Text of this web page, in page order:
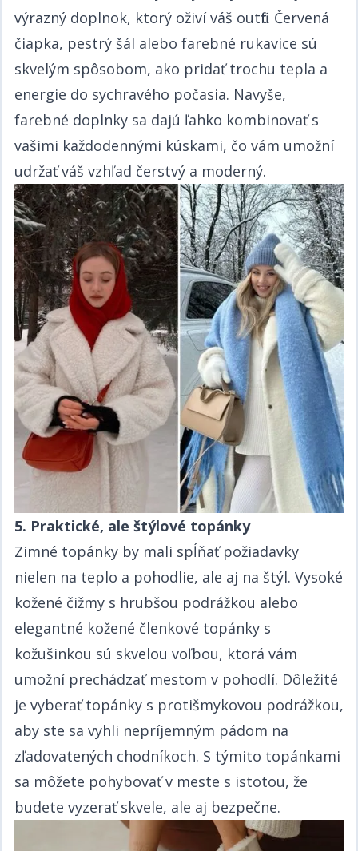
výrazný doplnok, ktorý oživí váš outfit. Červená
čiapka, pestrý šál alebo farebné rukavice sú
skvelým spôsobom, ako pridať trochu tepla a
energie do sychravého počasia. Navyše,
farebné doplnky sa dajú ľahko kombinovať s
vašimi každodennými kúskami, čo vám umožní
udržať váš vzhľad čerstvý a moderný.​​​​‌ ‍ ​‍​‍‌‍ ‌ ​‍‌‍‍‌‌‍‌ ‌‍‍‌‌‍ ‍​‍​‍​ ‍‍​‍​‍‌ ​ ‌‍​‌‌‍ ‍‌‍‍‌‌ ‌​‌ ‍‌​‍ ‍‌‍‍‌‌‍ ​‍​‍​‍ ​​‍​‍‌‍‍​‌ ​‍‌‍‌‌‌‍‌‍​‍​‍​ ‍‍​‍​‍‌‍‍​‌ ‌​‌ ‌​‌ ​​​ ‍‍​‍ ​‍ ‌‍ ​‌‍ ‌‍​ ‌‍​‌‌‍ ​‌‍‍​‌‍ ‌ ​ ‌ ‌​​ ‍‍​ ​ ​ ​​​ ​​​ ​​​‍ ‌ ​ ‌ ‌​‌ ‌‌‌‍‌​‌‍‍‌‌‍ ​‍ ‌‍‍‌‌‍ ‍‌ ‌​‌‍‌‌‌‍ ‍‌ ‌​​‍ ‌‍‌‌‌‍‌​‌‍‍‌‌ ‌​​‍ ‌‍ ‌‌‍ ‌‍‌​‌‍‌‌​ ‌‌ ​​‌ ​‍‌‍‌‌‌ ​ ‌‍‌‌‌‍ ‍‌ ‌​‌‍​‌‌ ‌​‌‍‍‌‌‍ ‌‍ ‍​ ‍ ‌‍‍‌‌‍‌​​ ‌‌ ​​‌‍ ‌ ​ ‌ ‌​​‍ ‌​ ​‍​ ​‌​ ‍​​ ​‍​ ‌ ​ ‍​​ ‍​​ ‍ ‌ ‌​‌ ‍‌‌ ​​‌‍‌‌​ ‌‌ ​​‌‍ ‌ ​ ‌ ‌​​ ‍ ‌ ​​‌‍​‌‌ ‌​‌‍‍​​ ‌‌‍​ ‌‍ ‌‍ ‍‌ ‌​‌‍‌‌‌‍ ‍‌ ‌​​‍‌‌​ ‌‌‌​​‍‌‌ ‌‍‍ ‌‍‌‌‌ ‍‌​‍‌‌​ ​ ‌​‌​​‍‌‌​ ​ ‌​‌​​‍‌‌​ ​‍​ ​‍​ ‍‌​ ‌ ​ ​‌​ ‍​​ ​​​ ‍‌​ ‍​​ ​​‌‍‌‌​ ‌‍​ ‍‌​ ​‍​‍‌‌​ ​‍​ ​‍​‍‌‌​ ‌‌‌​‌​​‍ ‍‌‍​ ‌‍‍​‌‍‍‌‌‍ ​‌‍‌​‌ ​‍‌‍‌‌‌‍ ‍​‍‌‌​ ‌‌‌​​‍‌‌ ‌‍‍ ‌‍‌‌‌ ‍‌​‍‌‌​ ​ ‌​‌​​‍‌‌​ ​ ‌​‌​​‍‌‌​ ​‍​ ​‍​ ‍‌​ ‌ ​ ​‌​ ‍​​ ​​​ ‍‌​ ‍​​ ​​‌‍‌‌​ ‌‍​ ‍‌​ ​‍​ ​​​‍‌‌​ ​‍​ ​‍​‍‌‌​ ‌‌‌​‌​​‍ ‍‌ ‌​‌‍‌‌‌ ‍​‌ ‌​​ ‌‍​‍‌‍​‌‌ ​ ‌‍‌‌‌‌‌‌‌ ​‍‌‍ ​​ ‌‌‍‍​‌ ‌​‌ ‌​‌ ​​​‍‌‌​ ​ ‌​​‌​‍‌‌​ ​‍‌​‌‍​‍‌‌​ ​‍‌​‌‍‌‍ ​‌‍ ‌‍​ ‌‍​‌‌‍ ​‌‍‍​‌‍ ‌ ​ ‌ ‌​​‍‌‌​ ​ ‌​​‌​ ​ ​ ​​​ ​​​ ​​​‍‌‌​ ​‍‌​‌‍‌ ​ ‌ ‌​‌ ‌‌‌‍‌​‌‍‍‌‌‍ ​‍‌‍‌‍‍‌‌‍‌​​ ‌‌ ​​‌‍ ‌ ​ ‌ ‌​​‍ ‌​ ​‍​ ​‌​ ‍​​ ​‍​ ‌ ​ ‍​​ ‍​​‍‌‍‌ ‌​‌ ‍‌‌ ​​‌‍‌‌​ ‌‌ ​​‌‍ ‌ ​ ‌ ‌​​‍‌‍‌ ​​‌‍​‌‌ ‌​‌‍‍​​ ‌‌‍​ ‌‍ ‌‍ ‍‌ ‌​‌‍‌‌‌‍ ‍‌ ‌​​‍‌‌​ ‌‌‌​​‍‌‌ ‌‍‍ ‌‍‌‌‌ ‍‌​‍‌‌​ ​ ‌​‌​​‍‌‌​ ​ ‌​‌​​‍‌‌​ ​‍​ ​‍​ ‍‌​ ‌ ​ ​‌​ ‍​​ ​​​ ‍‌​ ‍​​ ​​‌‍‌‌​ ‌‍​ ‍‌​ ​‍​‍‌‌​ ​‍​ ​‍​‍‌‌​ ‌‌‌​‌​​‍ ‍‌‍​ ‌‍‍​‌‍‍‌‌‍ ​‌‍‌​‌ ​‍‌‍‌‌‌‍ ‍​‍‌‌​ ‌‌‌​​‍‌‌ ‌‍‍ ‌‍‌‌‌ ‍‌​‍‌‌​ ​ ‌​‌​​‍‌‌​ ​ ‌​‌​​‍‌‌​ ​‍​ ​‍​ ‍‌​ ‌ ​ ​‌​ ‍​​ ​​​ ‍‌​ ‍​​ ​​‌‍‌‌​ ‌‍​ ‍‌​ ​‍​ ​​​‍‌‌​ ​‍​ ​‍​‍‌‌​ ‌‌‌​‌​​‍ ‍‌ ‌​‌‍‌‌‌ ‍​‌ ‌​​‍‌‍‌ ​​‌‍‌‌‌ ​‍‌ ​ ‌ ​​‌‍‌‌‌‍​ ‌ ‌​‌‍‍‌‌ ‌‍‌‍‌‌​ ‌‌ ​​‌ ‌‌‌‍​‍‌‍ ​‌‍‍‌‌ ​ ‌‍‍​‌‍‌‌‌‍‌​​‍​‍‌ ‌
5. Praktické, ale štýlové topánky​​​​‌ ‍ ​‍​‍‌‍ ‌ ​‍‌‍‍‌‌‍‌ ‌‍‍‌‌‍ ‍​‍​‍​ ‍‍​‍​‍‌ ​ ‌‍​‌‌‍ ‍‌‍‍‌‌ ‌​‌ ‍‌​‍ ‍‌‍‍‌‌‍ ​‍​‍​‍ ​​‍​‍‌‍‍​‌ ​‍‌‍‌‌‌‍‌‍​‍​‍​ ‍‍​‍​‍‌‍‍​‌ ‌​‌ ‌​‌ ​​​ ‍‍​‍ ​‍ ‌‍ ​‌‍ ‌‍​ ‌‍​‌‌‍ ​‌‍‍​‌‍ ‌ ​ ‌ ‌​​ ‍‍​ ​ ​ ​​​ ​​​ ​​​‍ ‌ ​ ‌ ‌​‌ ‌‌‌‍‌​‌‍‍‌‌‍ ​‍ ‌‍‍‌‌‍ ‍‌ ‌​‌‍‌‌‌‍ ‍‌ ‌​​‍ ‌‍‌‌‌‍‌​‌‍‍‌‌ ‌​​‍ ‌‍ ‌‌‍ ‌‍‌​‌‍‌‌​ ‌‌ ​​‌ ​‍‌‍‌‌‌ ​ ‌‍‌‌‌‍ ‍‌ ‌​‌‍​‌‌ ‌​‌‍‍‌‌‍ ‌‍ ‍​ ‍ ‌‍‍‌‌‍‌​​ ‌‌ ​​‌‍ ‌ ​ ‌ ‌​​‍ ‌​ ​‍​ ​‌​ ‍​​ ​‍​ ‌ ​ ‍​​ ‍​​ ‍ ‌ ‌​‌ ‍‌‌ ​​‌‍‌‌​ ‌‌ ​​‌‍ ‌ ​ ‌ ‌​​ ‍ ‌ ​​‌‍​‌‌ ‌​‌‍‍​​ ‌‌‍​ ‌‍ ‌‍ ‍‌ ‌​‌‍‌‌‌‍ ‍‌ ‌​​‍‌‌​ ‌‌‌​​‍‌‌ ‌‍‍ ‌‍‌‌‌ ‍‌​‍‌‌​ ​ ‌​‌​​‍‌‌​ ​ ‌​‌​​‍‌‌​ ​‍​ ​‍‌‍​ ​ ‌‍​ ‌‌‌‍‌‍​ ​​‌‍‌​​ ​​​ ‍‌​ ​‌​ ​​​ ‍‌​ ​​​‍‌‌​ ​‍​ ​‍​‍‌‌​ ‌‌‌​‌​​‍ ‍‌‍​ ‌‍‍​‌‍‍‌‌‍ ​‌‍‌​‌ ​‍‌‍‌‌‌‍ ‍​‍‌‌​ ‌‌‌​​‍‌‌ ‌‍‍ ‌‍‌‌‌ ‍‌​‍‌‌​ ​ ‌​‌​​‍‌‌​ ​ ‌​‌​​‍‌‌​ ​‍​ ​‍‌‍​ ​ ‌‍​ ‌‌‌‍‌‍​ ​​‌‍‌​​ ​​​ ‍‌​ ​‌​ ​​​ ‍‌​ ​​​ ​​​‍‌‌​ ​‍​ ​‍​‍‌‌​ ‌‌‌​‌​​‍ ‍‌ ‌​‌‍‌‌‌ ‍​‌ ‌​​ ‌‍​‍‌‍​‌‌ ​ ‌‍‌‌‌‌‌‌‌ ​‍‌‍ ​​ ‌‌‍‍​‌ ‌​‌ ‌​‌ ​​​‍‌‌​ ​ ‌​​‌​‍‌‌​ ​‍‌​‌‍​‍‌‌​ ​‍‌​‌‍‌‍ ​‌‍ ‌‍​ ‌‍​‌‌‍ ​‌‍‍​‌‍ ‌ ​ ‌ ‌​​‍‌‌​ ​ ‌​​‌​ ​ ​ ​​​ ​​​ ​​​‍‌‌​ ​‍‌​‌‍‌ ​ ‌ ‌​‌ ‌‌‌‍‌​‌‍‍‌‌‍ ​‍‌‍‌‍‍‌‌‍‌​​ ‌‌ ​​‌‍ ‌ ​ ‌ ‌​​‍ ‌​ ​‍​ ​‌​ ‍​​ ​‍​ ‌ ​ ‍​​ ‍​​‍‌‍‌ ‌​‌ ‍‌‌ ​​‌‍‌‌​ ‌‌ ​​‌‍ ‌ ​ ‌ ‌​​‍‌‍‌ ​​‌‍​‌‌ ‌​‌‍‍​​ ‌‌‍​ ‌‍ ‌‍ ‍‌ ‌​‌‍‌‌‌‍ ‍‌ ‌​​‍‌‌​ ‌‌‌​​‍‌‌ ‌‍‍ ‌‍‌‌‌ ‍‌​‍‌‌​ ​ ‌​‌​​‍‌‌​ ​ ‌​‌​​‍‌‌​ ​‍​ ​‍‌‍​ ​ ‌‍​ ‌‌‌‍‌‍​ ​​‌‍‌​​ ​​​ ‍‌​ ​‌​ ​​​ ‍‌​ ​​​‍‌‌​ ​‍​ ​‍​‍‌‌​ ‌‌‌​‌​​‍ ‍‌‍​ ‌‍‍​‌‍‍‌‌‍ ​‌‍‌​‌ ​‍‌‍‌‌‌‍ ‍​‍‌‌​ ‌‌‌​​‍‌‌ ‌‍‍ ‌‍‌‌‌ ‍‌​‍‌‌​ ​ ‌​‌​​‍‌‌​ ​ ‌​‌​​‍‌‌​ ​‍​ ​‍‌‍​ ​ ‌‍​ ‌‌‌‍‌‍​ ​​‌‍‌​​ ​​​ ‍‌​ ​‌​ ​​​ ‍‌​ ​​​ ​​​‍‌‌​ ​‍​ ​‍​‍‌‌​ ‌‌‌​‌​​‍ ‍‌ ‌​‌‍‌‌‌ ‍​‌ ‌​​‍‌‍‌ ​​‌‍‌‌‌ ​‍‌ ​ ‌ ​​‌‍‌‌‌‍​ ‌ ‌​‌‍‍‌‌ ‌‍‌‍‌‌​ ‌‌ ​​‌ ‌‌‌‍​‍‌‍ ​‌‍‍‌‌ ​ ‌‍‍​‌‍‌‌‌‍‌​​‍​‍‌ ‌
Zimné topánky by mali spĺňať požiadavky
nielen na teplo a pohodlie, ale aj na štýl. Vysoké
kožené čižmy s hrubšou podrážkou alebo
elegantné kožené členkové topánky s
kožušinkou sú skvelou voľbou, ktorá vám
umožní prechádzať mestom v pohodlí. Dôležité
je vyberať topánky s protišmykovou podrážkou,
aby ste sa vyhli nepríjemným pádom na
zľadovatených chodníkoch. S týmito topánkami
sa môžete pohybovať v meste s istotou, že
budete vyzerať skvele, ale aj bezpečne.​​​​‌ ‍ ​‍​‍‌‍ ‌ ​‍‌‍‍‌‌‍‌ ‌‍‍‌‌‍ ‍​‍​‍​ ‍‍​‍​‍‌ ​ ‌‍​‌‌‍ ‍‌‍‍‌‌ ‌​‌ ‍‌​‍ ‍‌‍‍‌‌‍ ​‍​‍​‍ ​​‍​‍‌‍‍​‌ ​‍‌‍‌‌‌‍‌‍​‍​‍​ ‍‍​‍​‍‌‍‍​‌ ‌​‌ ‌​‌ ​​​ ‍‍​‍ ​‍ ‌‍ ​‌‍ ‌‍​ ‌‍​‌‌‍ ​‌‍‍​‌‍ ‌ ​ ‌ ‌​​ ‍‍​ ​ ​ ​​​ ​​​ ​​​‍ ‌ ​ ‌ ‌​‌ ‌‌‌‍‌​‌‍‍‌‌‍ ​‍ ‌‍‍‌‌‍ ‍‌ ‌​‌‍‌‌‌‍ ‍‌ ‌​​‍ ‌‍‌‌‌‍‌​‌‍‍‌‌ ‌​​‍ ‌‍ ‌‌‍ ‌‍‌​‌‍‌‌​ ‌‌ ​​‌ ​‍‌‍‌‌‌ ​ ‌‍‌‌‌‍ ‍‌ ‌​‌‍​‌‌ ‌​‌‍‍‌‌‍ ‌‍ ‍​ ‍ ‌‍‍‌‌‍‌​​ ‌‌ ​​‌‍ ‌ ​ ‌ ‌​​‍ ‌​ ​‍​ ​‌​ ‍​​ ​‍​ ‌ ​ ‍​​ ‍​​ ‍ ‌ ‌​‌ ‍‌‌ ​​‌‍‌‌​ ‌‌ ​​‌‍ ‌ ​ ‌ ‌​​ ‍ ‌ ​​‌‍​‌‌ ‌​‌‍‍​​ ‌‌‍​ ‌‍ ‌‍ ‍‌ ‌​‌‍‌‌‌‍ ‍‌ ‌​​‍‌‌​ ‌‌‌​​‍‌‌ ‌‍‍ ‌‍‌‌‌ ‍‌​‍‌‌​ ​ ‌​‌​​‍‌‌​ ​ ‌​‌​​‍‌‌​ ​‍​ ​‍​ ‍​‌‍​ ​ ​ ​ ‌​​ ‌​​ ​‍‌‍‌‍‌‍​ ​ ‌‍​ ‍‌‌‍​ ‌‍​‌​‍‌‌​ ​‍​ ​‍​‍‌‌​ ‌‌‌​‌​​‍ ‍‌‍​ ‌‍‍​‌‍‍‌‌‍ ​‌‍‌​‌ ​‍‌‍‌‌‌‍ ‍​‍‌‌​ ‌‌‌​​‍‌‌ ‌‍‍ ‌‍‌‌‌ ‍‌​‍‌‌​ ​ ‌​‌​​‍‌‌​ ​ ‌​‌​​‍‌‌​ ​‍​ ​‍​ ‍​‌‍​ ​ ​ ​ ‌​​ ‌​​ ​‍‌‍‌‍‌‍​ ​ ‌‍​ ‍‌‌‍​ ‌‍​‌​ ​​​‍‌‌​ ​‍​ ​‍​‍‌‌​ ‌‌‌​‌​​‍ ‍‌ ‌​‌‍‌‌‌ ‍​‌ ‌​​ ‌‍​‍‌‍​‌‌ ​ ‌‍‌‌‌‌‌‌‌ ​‍‌‍ ​​ ‌‌‍‍​‌ ‌​‌ ‌​‌ ​​​‍‌‌​ ​ ‌​​‌​‍‌‌​ ​‍‌​‌‍​‍‌‌​ ​‍‌​‌‍‌‍ ​‌‍ ‌‍​ ‌‍​‌‌‍ ​‌‍‍​‌‍ ‌ ​ ‌ ‌​​‍‌‌​ ​ ‌​​‌​ ​ ​ ​​​ ​​​ ​​​‍‌‌​ ​‍‌​‌‍‌ ​ ‌ ‌​‌ ‌‌‌‍‌​‌‍‍‌‌‍ ​‍‌‍‌‍‍‌‌‍‌​​ ‌‌ ​​‌‍ ‌ ​ ‌ ‌​​‍ ‌​ ​‍​ ​‌​ ‍​​ ​‍​ ‌ ​ ‍​​ ‍​​‍‌‍‌ ‌​‌ ‍‌‌ ​​‌‍‌‌​ ‌‌ ​​‌‍ ‌ ​ ‌ ‌​​‍‌‍‌ ​​‌‍​‌‌ ‌​‌‍‍​​ ‌‌‍​ ‌‍ ‌‍ ‍‌ ‌​‌‍‌‌‌‍ ‍‌ ‌​​‍‌‌​ ‌‌‌​​‍‌‌ ‌‍‍ ‌‍‌‌‌ ‍‌​‍‌‌​ ​ ‌​‌​​‍‌‌​ ​ ‌​‌​​‍‌‌​ ​‍​ ​‍​ ‍​‌‍​ ​ ​ ​ ‌​​ ‌​​ ​‍‌‍‌‍‌‍​ ​ ‌‍​ ‍‌‌‍​ ‌‍​‌​‍‌‌​ ​‍​ ​‍​‍‌‌​ ‌‌‌​‌​​‍ ‍‌‍​ ‌‍‍​‌‍‍‌‌‍ ​‌‍‌​‌ ​‍‌‍‌‌‌‍ ‍​‍‌‌​ ‌‌‌​​‍‌‌ ‌‍‍ ‌‍‌‌‌ ‍‌​‍‌‌​ ​ ‌​‌​​‍‌‌​ ​ ‌​‌​​‍‌‌​ ​‍​ ​‍​ ‍​‌‍​ ​ ​ ​ ‌​​ ‌​​ ​‍‌‍‌‍‌‍​ ​ ‌‍​ ‍‌‌‍​ ‌‍​‌​ ​​​‍‌‌​ ​‍​ ​‍​‍‌‌​ ‌‌‌​‌​​‍ ‍‌ ‌​‌‍‌‌‌ ‍​‌ ‌​​‍‌‍‌ ​​‌‍‌‌‌ ​‍‌ ​ ‌ ​​‌‍‌‌‌‍​ ‌ ‌​‌‍‍‌‌ ‌‍‌‍‌‌​ ‌‌ ​​‌ ‌‌‌‍​‍‌‍ ​‌‍‍‌‌ ​ ‌‍‍​‌‍‌‌‌‍‌​​‍​‍‌ ‌